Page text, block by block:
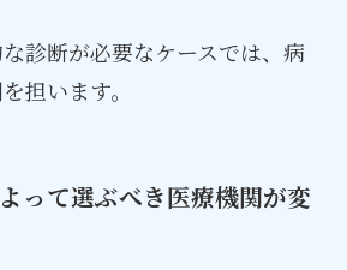
診断が必要なケースでは、病
担います。
って選ぶべき医療機関が変